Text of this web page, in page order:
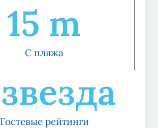
С пляжа
15 m
Гостевые рейтинги
звезда